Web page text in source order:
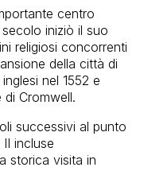
centro
iniziò il suo
religiosi concorrenti
della città di
nel 1552 e
Cromwell.
successivi al punto
incluse
storica visita in